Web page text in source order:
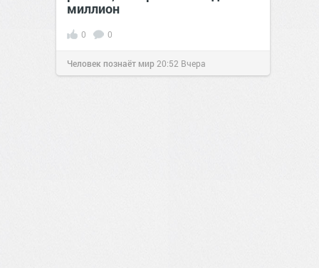
миллион
0 0
Человек познаёт мир 20:52 Вчера